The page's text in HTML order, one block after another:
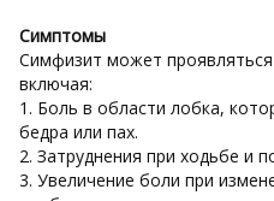
Симптомы
Симфизит может
включая:
1. Боль в области лобка,
бедра или пах.
2. Затруднения при ходьбе и
3. Увеличение боли при